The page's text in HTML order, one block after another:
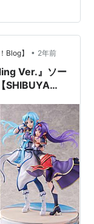
とパプリカを
や万能スパイ
合わせて味を調
」を食べる そ
Blog】 • 2年前
Ver.』ソー
SHIBUYA